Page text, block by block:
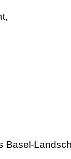
Basel-